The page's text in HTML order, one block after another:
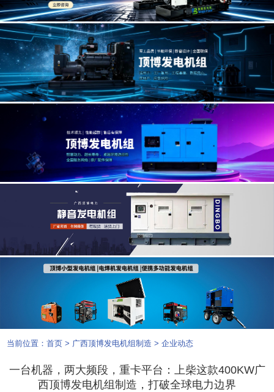
当前位置：首页 > 广西顶博发电机组制造 >企业动态
一台机器，两大频段，重卡平台：上柴这款400KW广
西顶博发电机组制造，打破全球电力边界